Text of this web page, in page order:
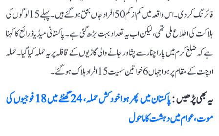
فائرنگ کر دی۔ اس واقعہ میں کم از کم 50 افراد جاں بحق ہو گئے ہیں۔ پہلے 15 لوگوں کی
ہلاکت کی اطلاع ملی تھی، لیکن اب یہ تعداد بہت بڑھ گئی ہے۔ پاکستانی میڈیا ذرائع کا کہنا
ہے کہ ضلع کرم میں پارا چنار سے پشاور جانے والی گاڑیوں کے قافلہ پر یہ حملہ کیا گیا۔ حملہ
اوچت کے مقام پر ہوا جہاں 6 خواتین سمیت 15 افراد ہلاک ہو گئے۔
یہ بھی پڑھیں :
پاکستان میں پھر ہوا خودکش حملہ، 24 گھنٹے میں 18 فوجیوں کی
موت، عوام میں دہشت کا ماحول